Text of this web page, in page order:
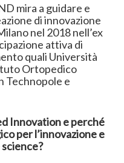
mira a guidare e
di innovazione
nel 2018 nell’ex
attiva di
quali Università
Ortopedico
Technopole e
Innovation e perché
per l’innovazione e